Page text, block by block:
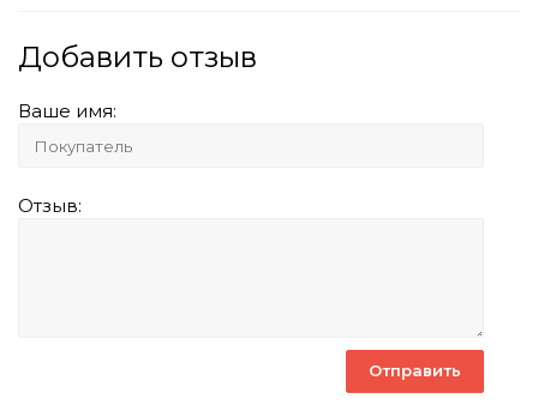
Добавить отзыв
Ваше имя:
Отзыв: